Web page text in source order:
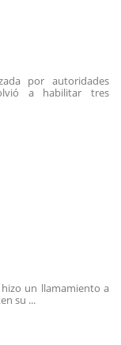
por autoridades
a habilitar tres
un llamamiento a
su ...